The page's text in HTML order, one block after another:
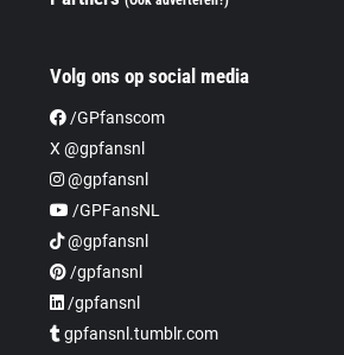
Volg ons op social media
/GPfanscom
X @gpfansnl
@gpfansnl
/GPFansNL
@gpfansnl
/gpfansnl
/gpfansnl
gpfansnl.tumblr.com